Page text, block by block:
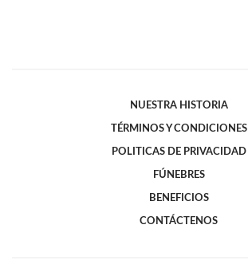
NUESTRA HISTORIA
TÉRMINOS Y CONDICIONES
POLITICAS DE PRIVACIDAD
FÚNEBRES
BENEFICIOS
CONTÁCTENOS